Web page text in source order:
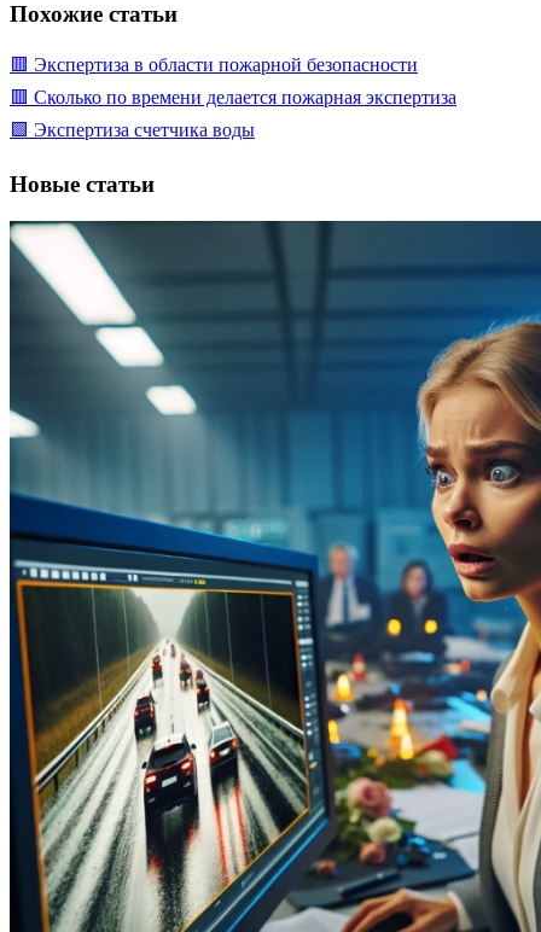
Похожие статьи
🟥 Экспертиза в области пожарной безопасности
🟥 Сколько по времени делается пожарная экспертиза
🟩 Экспертиза счетчика воды
Новые статьи